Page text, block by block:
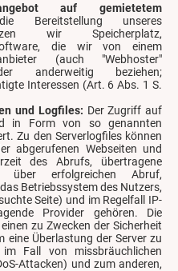
auf gemietetem
Bereitstellung unseres
wir Speicherplatz,
die wir von einem
(auch "Webhoster"
anderweitig beziehen;
Interessen (Art. 6 Abs. 1 S.
und Logfiles: Der Zugriff auf
in Form von so genannten
Zu den Serverlogfiles können
abgerufenen Webseiten und
des Abrufs, übertragene
über erfolgreichen Abruf,
Betriebssystem des Nutzers,
Seite) und im Regelfall IP-
Provider gehören. Die
zu Zwecken der Sicherheit
eine Überlastung der Server zu
im Fall von missbräuchlichen
Attacken) und zum anderen,